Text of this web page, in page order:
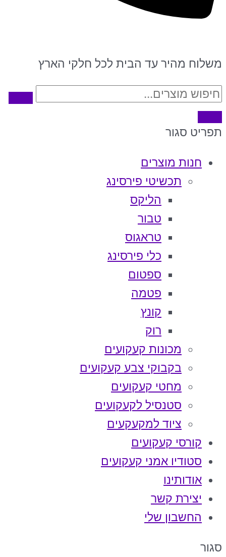
משלוח מהיר עד הבית לכל חלקי הארץ
תפריט סגור
חנות מוצרים
תכשיטי פירסינג
הליקס
טבור
טראגוס
כלי פירסינג
ספטום
פטמה
קונץ
רוק
מכונות קעקועים
בקבוקי צבע קעקועים
מחטי קעקועים
סטנסיל לקעקועים
ציוד למקעקעים
קורסי קעקועים
סטודיו אמני קעקועים
אודותינו
יצירת קשר
החשבון שלי
סגור